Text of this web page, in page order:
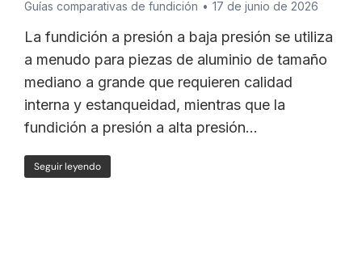
Guías comparativas de fundición 17 de junio de 2026
La fundición a presión a baja presión se utiliza
a menudo para piezas de aluminio de tamaño
mediano a grande que requieren calidad
interna y estanqueidad, mientras que la
fundición a presión a alta presión…
Seguir leyendo